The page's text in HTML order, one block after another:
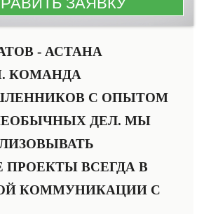
- АСТАНА
КОМАНДА
С ОПЫТОМ
ДЕЛ. МЫ
ПРОЕКТЫ ВСЕГДА В
КОММУНИКАЦИИ С